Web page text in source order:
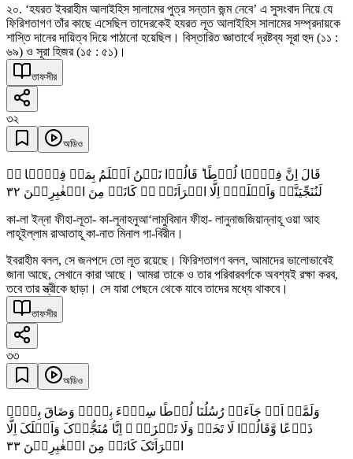
২০. ‘হযরত ইবরাহীম আলাইহিস সালামের পুত্র সন্তান জন্ম নেবে’ এ সুসংবাদ নিয়ে যে
ফিরিশতাগণ তাঁর কাছে এসেছিল তাদেরকেই হযরত লূত আলাইহিস সালামের সম্প্রদায়কে
শাস্তি দানের দায়িত্ব দিয়ে পাঠানো হয়েছিল। বিস্তারিত জ্ঞাতার্থে দ্রষ্টব্য সূরা হুদ (১১ :
৬৯) ও সূরা হিজর (১৫ : ৫১)।
তাফসীর
৩২
অডিও
قَالَ اِنَّ فِیۡہَا لُوۡطًا ؕ قَالُوۡا نَحۡنُ اَعۡلَمُ بِمَنۡ فِیۡہَا ٝ۫
لَنُنَجِّیَنَّہٗ وَاَہۡلَہٗۤ اِلَّا امۡرَاَتَہٗ ٭۫ کَانَتۡ مِنَ الۡغٰبِرِیۡنَ ٣٢
কা-লা ইন্না ফীহা-লূতা- কা-লূনাহনুআ‘লামুবিমান ফীহা- লানুনাজজিয়ান্নাহূ ওয়া আহ
লাহূইল্লাম রাআতাহূ কা-নাত মিনাল গা-বিরীন।
ইবরাহীম বলল, সে জনপদে তো লূত রয়েছে। ফিরিশতাগণ বলল, আমাদের ভালোভাবেই
জানা আছে, সেখানে কারা আছে। আমরা তাকে ও তার পরিবারবর্গকে অবশ্যই রক্ষা করব,
তবে তার স্ত্রীকে ছাড়া। সে যারা পেছনে থেকে যাবে তাদের মধ্যে থাকবে।
তাফসীর
৩৩
অডিও
وَلَمَّاۤ اَنۡ جَآءَتۡ رُسُلُنَا لُوۡطًا سِیۡٓءَ بِہِمۡ وَضَاقَ بِہِمۡ
ذَرۡعًا وَّقَالُوۡا لَا تَخَفۡ وَلَا تَحۡزَنۡ ۟ اِنَّا مُنَجُّوۡکَ وَاَہۡلَکَ اِلَّا
امۡرَاَتَکَ کَانَتۡ مِنَ الۡغٰبِرِیۡنَ ٣٣